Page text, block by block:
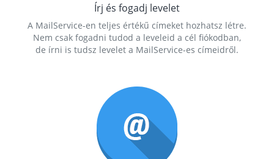
Írj és fogadj levelet
A MailService-en teljes értékű címeket hozhatsz létre.
Nem csak fogadni tudod a leveleid a cél fiókodban,
de írni is tudsz levelet a MailService-es címeidről.